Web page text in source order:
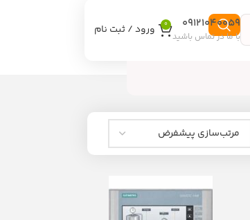
09121040059
با ما در تماس باشید
0 ورود / ثبت نام